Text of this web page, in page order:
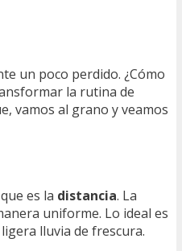
un poco perdido. ¿Cómo
la rutina de
vamos al grano y veamos
es la distancia. La
uniforme. Lo ideal es
lluvia de frescura.